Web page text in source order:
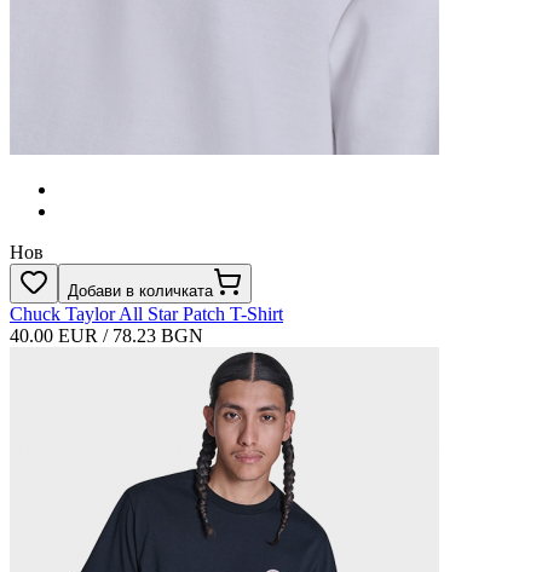
Нов
Добави в количката
Chuck Taylor All Star Patch T-Shirt
40.00 EUR / 78.23 BGN